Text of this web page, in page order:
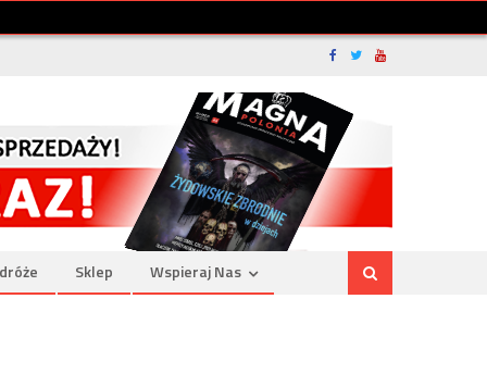
Sklep Wspieraj Nas